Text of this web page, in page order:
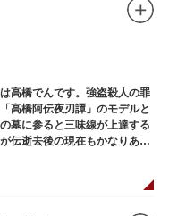
高橋でんです。強盗殺人の罪
高橋阿伝夜刃譚」のモデルと
墓に参ると三味線が上達する
伝逝去後の現在もかなりある